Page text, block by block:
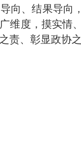
向、结果导向
维度，摸实情
责、彰显政协